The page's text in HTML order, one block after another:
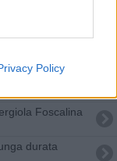
Policy
del teatro
prefetto
Foscalina
durata